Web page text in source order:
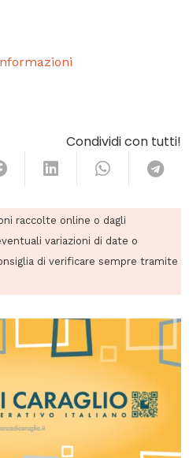
Condividi con tutti!
raccolte online o dagli
variazioni di date o
di verificare sempre tramite